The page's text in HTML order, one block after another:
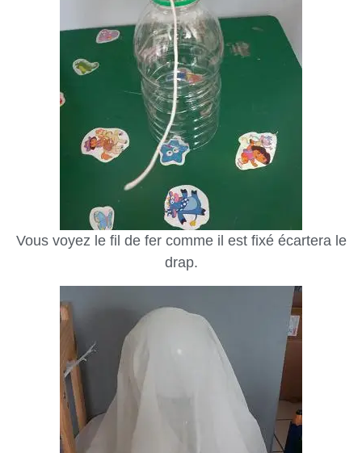
Vous voyez le fil de fer comme il est fixé écartera le
drap.